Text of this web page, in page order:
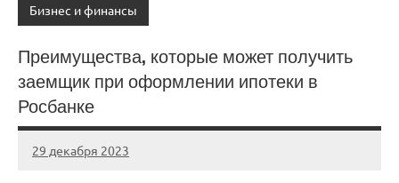
Бизнес и финансы
Преимущества, которые может получить
заемщик при оформлении ипотеки в
Росбанке
29 декабря 2023
avtogear63_r
Нет